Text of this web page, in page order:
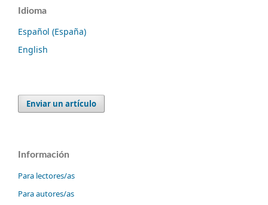
Idioma
Español (España)
English
Enviar un artículo
Información
Para lectores/as
Para autores/as